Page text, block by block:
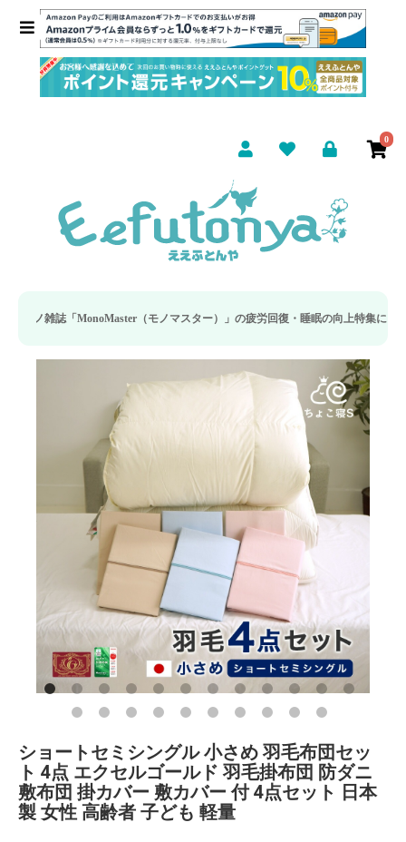
0
（モノマスター）」の疲労回復・睡眠の向上特集に当社のリカバリー枕カバーが
ショートセミシングル 小さめ 羽毛布団セッ
ト 4点 エクセルゴールド 羽毛掛布団 防ダニ
敷布団 掛カバー 敷カバー 付 4点セット 日本
製 女性 高齢者 子ども 軽量